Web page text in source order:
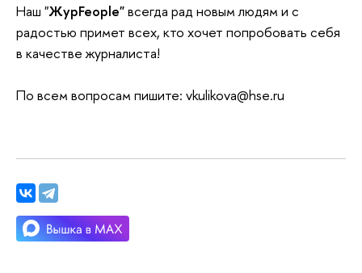
Наш "ЖурFeople"всегда рад новым людям и с
радостью примет всех, кто хочет попробовать себя
в качестве журналиста!
По всем вопросам пишите: vkulikova@hse.ru